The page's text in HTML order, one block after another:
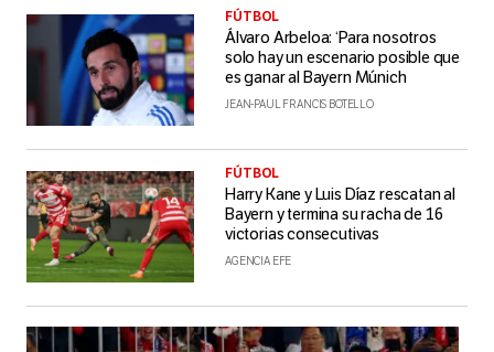
FÚTBOL
Álvaro Arbeloa: ‘Para nosotros
solo hay un escenario posible que
es ganar al Bayern Múnich
JEAN-PAUL FRANCIS BOTELLO
FÚTBOL
Harry Kane y Luis Díaz rescatan al
Bayern y termina su racha de 16
victorias consecutivas
AGENCIA EFE